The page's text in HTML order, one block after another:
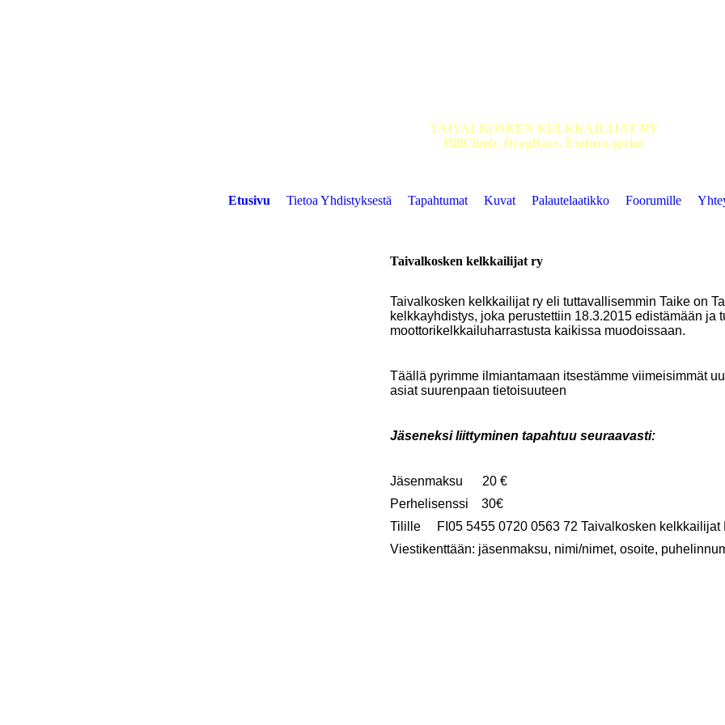
TAIVALKOSKEN KELKKAILIJAT RY
HillClimb, DragRace, Enduro,sprint
Etusivu Tietoa Yhdistyksestä Tapahtumat Kuvat Palautelaatikko Foorumille
Taivalkosken kelkkailijat ry
Taivalkosken kelkkailijat ry eli tuttavallisemmin Taike on
kelkkayhdistys, joka perustettiin 18.3.2015 edistämään ja
moottorikelkkailuharrastusta kaikissa muodoissaan.
Täällä pyrimme ilmiantamaan itsestämme viimeisimmät
asiat suurenpaan tietoisuuteen
Jäseneksi liittyminen tapahtuu seuraavasti:
Jäsenmaksu 20 €
Perhelisenssi 30€
Tilille FI05 5455 0720 0563 72 Taivalkosken kelkkailijat
Viestikenttään: jäsenmaksu, nimi/nimet, osoite,